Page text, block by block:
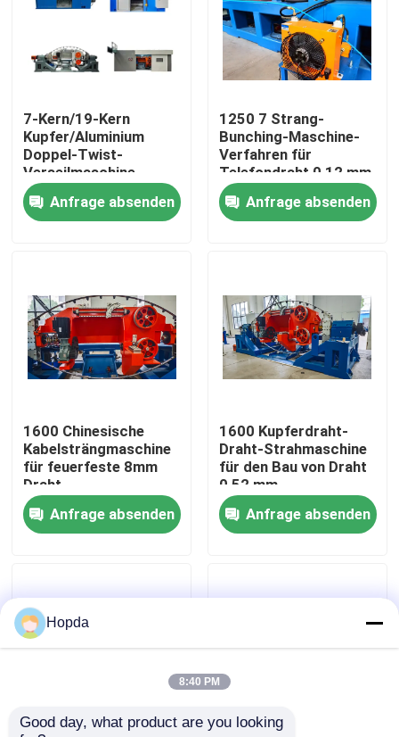
Zu Hause
Videos
Werksbesichtigung
Qualitätskontrolle
Neuigkeiten
Bitte um ein Angebot
7-Kern/19-Kern
Kupfer/Aluminium
Doppel-Twist-
Verseilmaschine
Abzug 1250 mm, 1600
mm Anfrage absenden
1250 7 Strang-
Bunching-Maschine-
Verfahren für
Telefondraht 0,12 mm
Anfrage absenden
1600 Chinesische
Kabelsträngmaschine
für feuerfeste 8mm
Draht
Anfrage absenden
1600 Kupferdraht-
Draht-Strahmaschine
für den Bau von Draht
0,52 mm
Anfrage absenden
Hopda
8:40 PM
Good day, what product are you looking